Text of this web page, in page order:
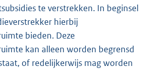
te verstrekken. In beginsel
hierbij
bieden. Deze
kan alleen worden begrensd
of redelijkerwijs mag worden